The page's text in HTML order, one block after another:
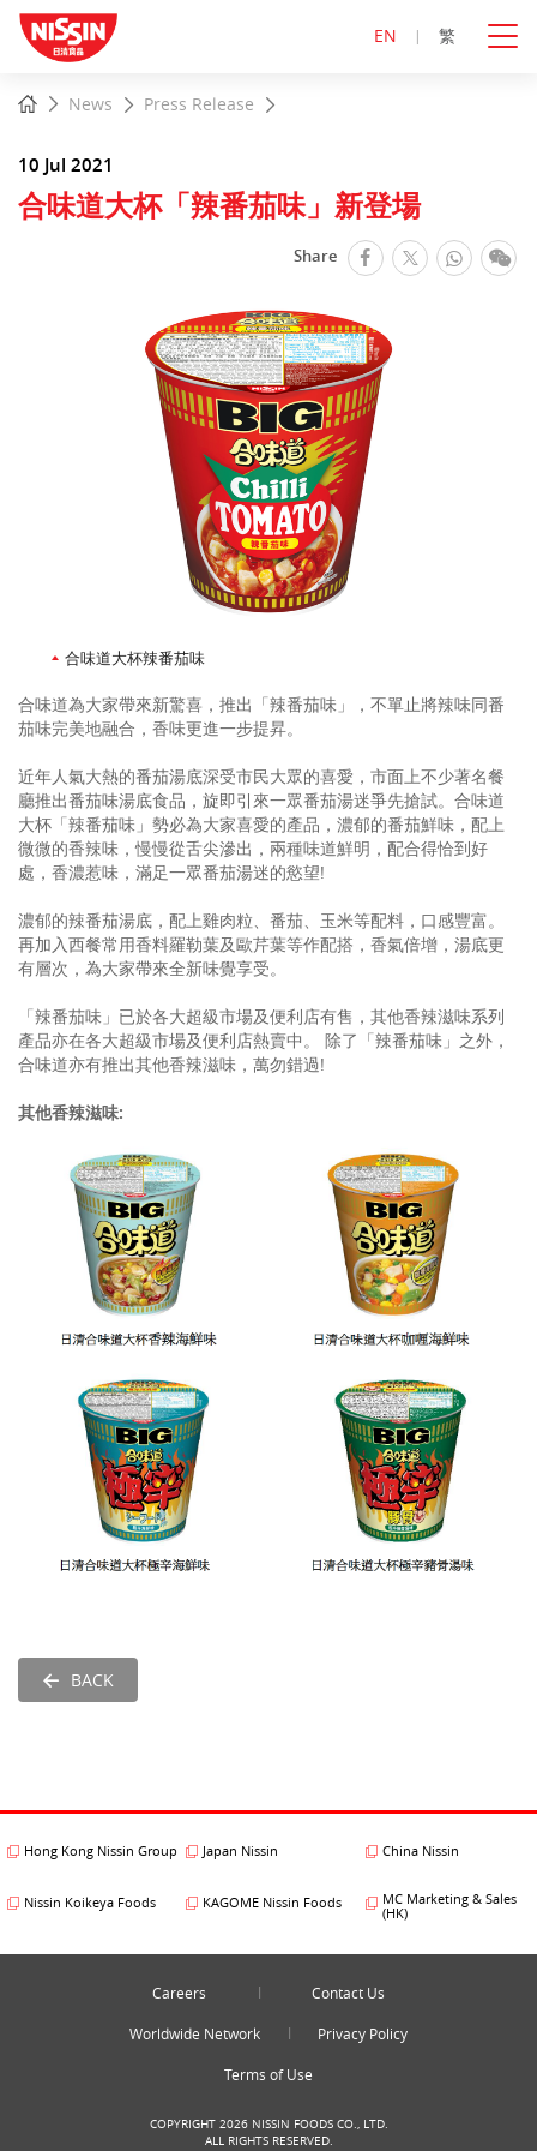
EN 繁
main HomeNews Press Release
10 Jul 2021
合味道大杯「辣番茄味」新登場
Share facebook
Twitter
合味道大杯辣番茄味
合味道為大家帶來新驚喜，推出「辣番茄味」，不單止將辣味同番
茄味完美地融合，香味更進一步提昇。
近年人氣大熱的番茄湯底深受市民大眾的喜愛，市面上不少著名餐
廳推出番茄味湯底食品，旋即引來一眾番茄湯迷爭先搶試。合味道
大杯「辣番茄味」勢必為大家喜愛的產品，濃郁的番茄鮮味，配上
微微的香辣味，慢慢從舌尖滲出，兩種味道鮮明，配合得恰到好
處，香濃惹味，滿足一眾番茄湯迷的慾望!
濃郁的辣番茄湯底，配上雞肉粒、番茄、玉米等配料，口感豐富。
再加入西餐常用香料羅勒葉及歐芹葉等作配搭，香氣倍增，湯底更
有層次，為大家帶來全新味覺享受。
「辣番茄味」已於各大超級市場及便利店有售，其他香辣滋味系列
產品亦在各大超級市場及便利店熱賣中。
除了「辣番茄味」之外，
合味道亦有推出其他香辣滋味，萬勿錯過!
其他香辣滋味:
BACK
Hong Kong Nissin Group Japan Nissin China Nissin
Nissin Koikeya Foods KAGOME Nissin Foods
MC Marketing & Sales
(HK)
Careers Contact Us
Worldwide Network Privacy Policy
Terms of Use
COPYRIGHT 2026 NISSIN FOODS CO., LTD.
ALL RIGHTS RESERVED.